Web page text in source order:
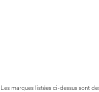
Les marques listées ci-dessus sont